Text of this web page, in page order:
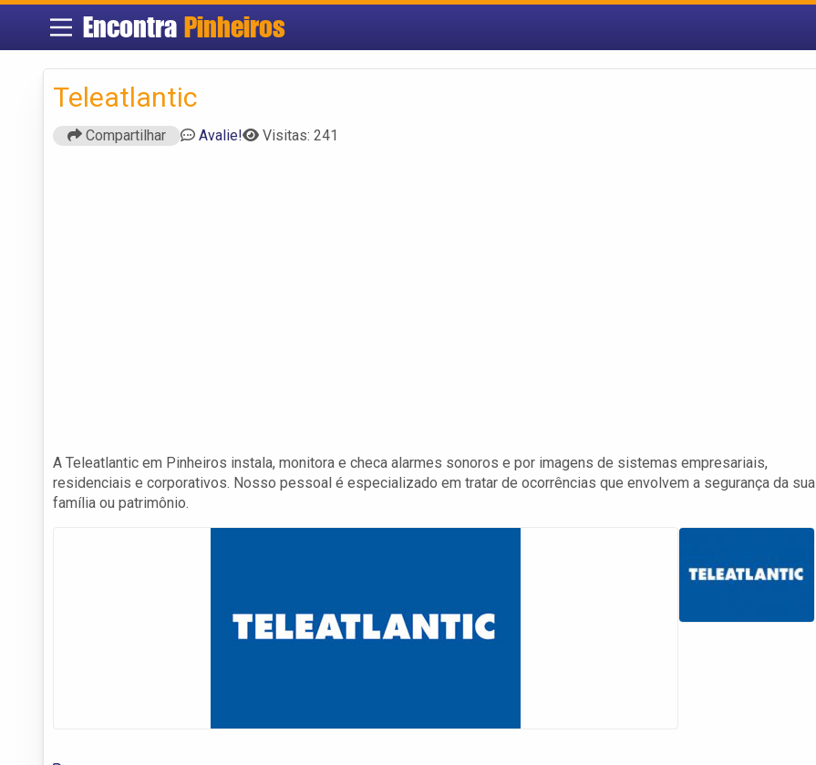
Encontra Pinheiros
Teleatlantic
Compartilhar Avalie! Visitas: 241
A Teleatlantic em Pinheiros instala, monitora e checa alarmes sonoros e por imagens de sistemas empresariais,
residenciais e corporativos. Nosso pessoal é especializado em tratar de ocorrências que envolvem a segurança da sua
família ou patrimônio.